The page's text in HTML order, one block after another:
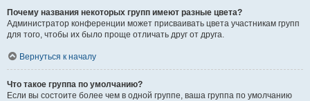
Почему названия некоторых групп имеют разные цвета?
Администратор конференции может присваивать цвета участникам групп
для того, чтобы их было проще отличать друг от друга.
Вернуться к началу
Что такое группа по умолчанию?
Если вы состоите более чем в одной группе, ваша группа по умолчанию